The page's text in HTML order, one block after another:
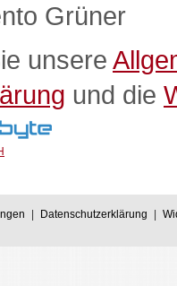
Grüner
unsere
und die
Datenschutzerklärung